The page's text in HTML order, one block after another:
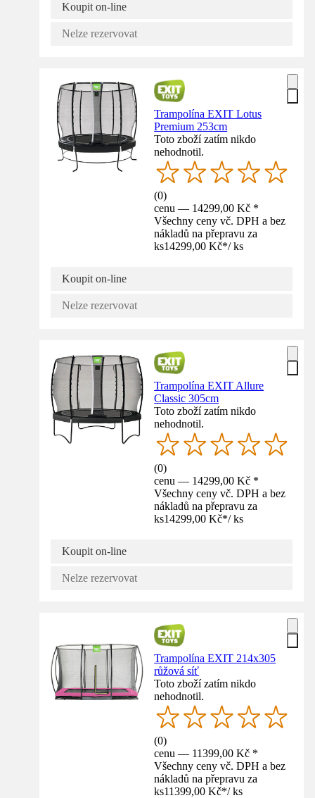
Koupit on-line
Nelze rezervovat
Trampolína EXIT Lotus
Premium 253cm
Toto zboží zatím nikdo
nehodnotil.
(0)
cenu — 14299,00 Kč *
Všechny ceny vč. DPH a bez
nákladů na přepravu za
ks14299,00 Kč*/ ks
Koupit on-line
Nelze rezervovat
Trampolína EXIT Allure
Classic 305cm
Toto zboží zatím nikdo
nehodnotil.
(0)
cenu — 14299,00 Kč *
Všechny ceny vč. DPH a bez
nákladů na přepravu za
ks14299,00 Kč*/ ks
Koupit on-line
Nelze rezervovat
Trampolína EXIT 214x305
růžová síť
Toto zboží zatím nikdo
nehodnotil.
(0)
cenu — 11399,00 Kč *
Všechny ceny vč. DPH a bez
nákladů na přepravu za
ks11399,00 Kč*/ ks